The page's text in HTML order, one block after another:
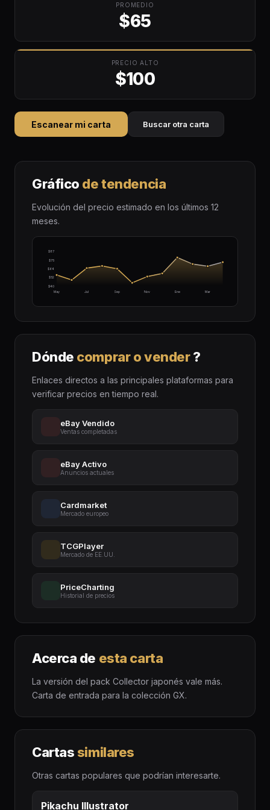
PROMEDIO
$65
PRECIO ALTO
$100
Escanear mi carta Buscar otra carta
Gráfico de tendencia
Evolución del precio estimado en los últimos 12
meses.
$40
$52
$64
$75
$87
May Jul Sep Nov Ene Mar
Dónde comprar o vender?
Enlaces directos a las principales plataformas para
verificar precios en tiempo real.
eBay Vendido
Ventas completadas
eBay Activo
Anuncios actuales
Cardmarket
Mercado europeo
TCGPlayer
Mercado de EE.UU.
PriceCharting
Historial de precios
Acerca de esta carta
La versión del pack Collector japonés vale más.
Carta de entrada para la colección GX.
Cartassimilares
Otras cartas populares que podrían interesarte.
Pikachu Illustrator